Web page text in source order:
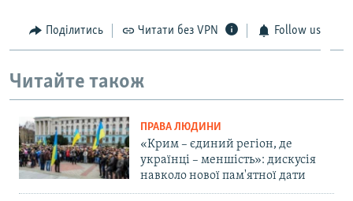
Поділитись Читати без VPN Follow us
Читайте також
ПРАВА ЛЮДИНИ
«Крим – єдиний регіон, де
українці – меншість»: дискусія
навколо нової пам'ятної дати